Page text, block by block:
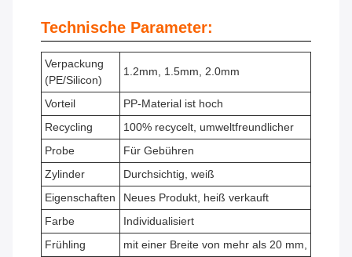
Technische Parameter:
Verpackung
(PE/Silicon)
1.2mm, 1.5mm, 2.0mm
Vorteil
PP-Material ist hoch
Recycling
100% recycelt, umweltfreundlicher
Probe
Für Gebühren
Zylinder
Durchsichtig, weiß
Eigenschaften
Neues Produkt, heiß verkauft
Farbe
Individualisiert
Frühling
mit einer Breite von mehr als 20 mm,